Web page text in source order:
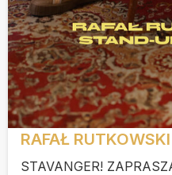
RAFAŁ
STAVANGER!